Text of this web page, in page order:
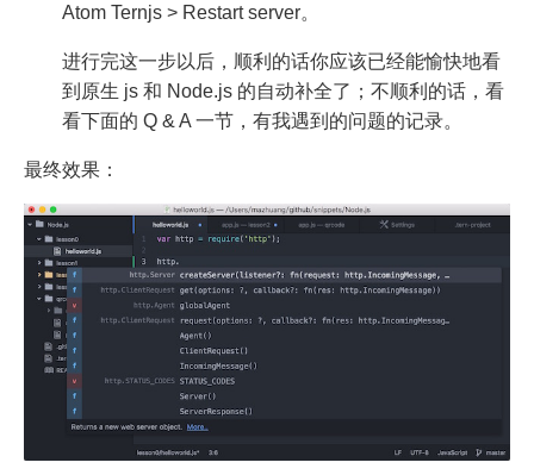
Atom Ternjs > Restart server。
进行完这一步以后，顺利的话你应该已经能愉快地看
到原生 js 和 Node.js 的自动补全了；不顺利的话，看
看下面的 Q & A 一节，有我遇到的问题的记录。
最终效果：